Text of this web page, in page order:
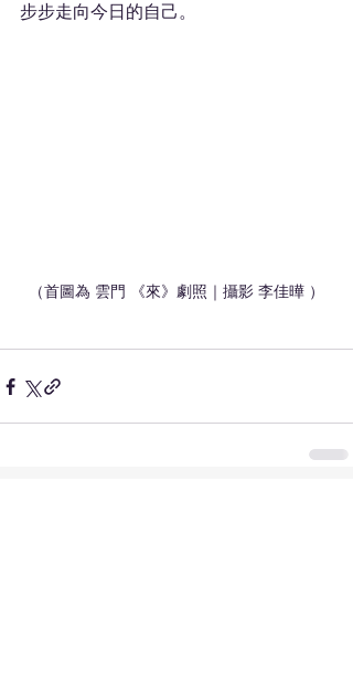
步步走向今日的自己。
（首圖為 雲門 《來》劇照｜攝影 李佳曄 ）